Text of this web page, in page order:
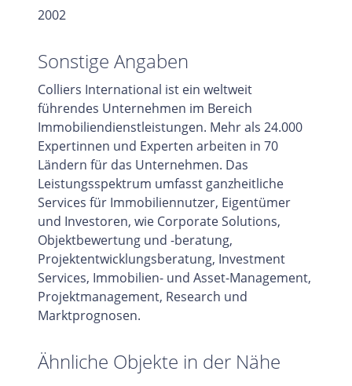
2002
Sonstige Angaben
Colliers International ist ein weltweit
führendes Unternehmen im Bereich
Immobiliendienstleistungen. Mehr als 24.000
Expertinnen und Experten arbeiten in 70
Ländern für das Unternehmen. Das
Leistungsspektrum umfasst ganzheitliche
Services für Immobiliennutzer, Eigentümer
und Investoren, wie Corporate Solutions,
Objektbewertung und -beratung,
Projektentwicklungsberatung, Investment
Services, Immobilien- und Asset-Management,
Projektmanagement, Research und
Marktprognosen.
Ähnliche Objekte in der Nähe